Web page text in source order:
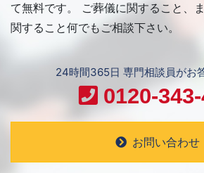
て無料です。 ご葬儀に関すること、
関すること何でもご相談下さい。
24時間365日 専門相談員がお
0120-
お問い合わせ